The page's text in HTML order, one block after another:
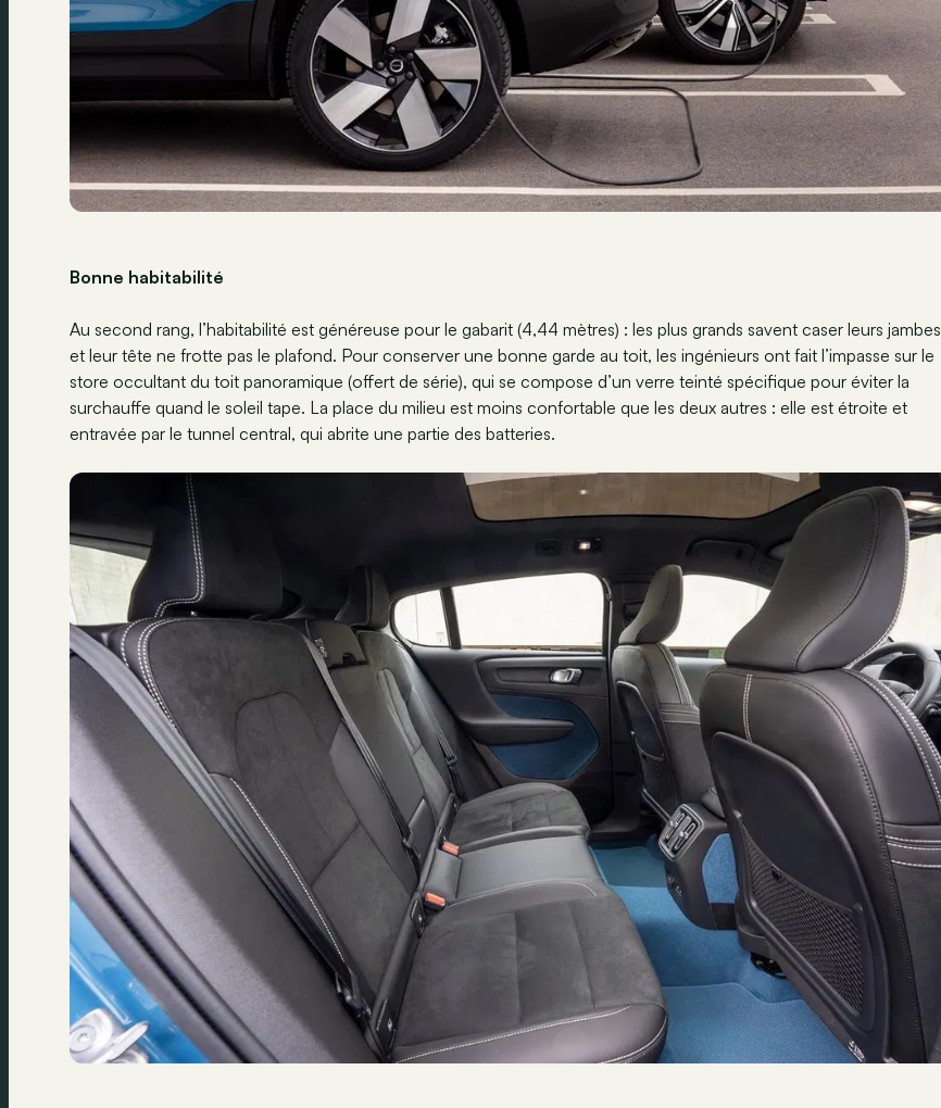
Bonne habitabilité
Au second rang, l’habitabilité est généreuse pour le gabarit (4,44 mètres) : les plus grands savent caser leurs jambes
et leur tête ne frotte pas le plafond. Pour conserver une bonne garde au toit, les ingénieurs ont fait l’impasse sur le
store occultant du toit panoramique (offert de série), qui se compose d’un verre teinté spécifique pour éviter la
surchauffe quand le soleil tape. La place du milieu est moins confortable que les deux autres : elle est étroite et
entravée par le tunnel central, qui abrite une partie des batteries.